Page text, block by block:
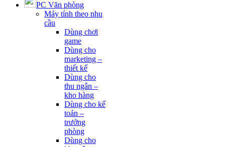
PC Văn phòng
Máy tính theo nhu
cầu
Dùng chơi
game
Dùng cho
marketing –
thiết kế
Dùng cho
thu ngân –
kho hàng
Dùng cho kế
toán –
trưởng
phòng
Dùng cho